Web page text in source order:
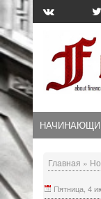
Главная »
Пятница, 4